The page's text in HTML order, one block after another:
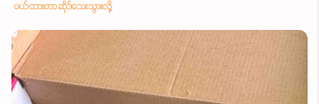
ဝယ်ထားတာဆိုဒ်သေးသွားလို့